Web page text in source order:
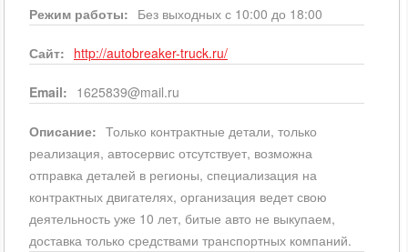
Режим работы: Без выходных с 10:00 до 18:00
Сайт: http://autobreaker-truck.ru/
Email: 1625839@mail.ru
Описание: Только контрактные детали, только
реализация, автосервис отсутствует, возможна
отправка деталей в регионы, специализация на
контрактных двигателях, организация ведет свою
деятельность уже 10 лет, битые авто не выкупаем,
доставка только средствами транспортных компаний.